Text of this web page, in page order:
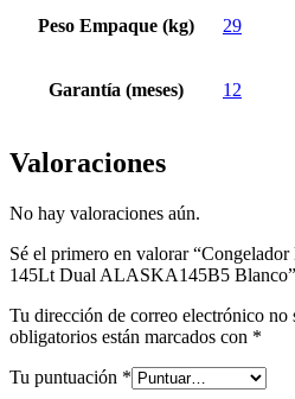
Peso Empaque (kg) 29
Garantía (meses) 12
Valoraciones
No hay valoraciones aún.
Sé el primero en valorar
145Lt Dual ALASKA145B5 Blanco”
Tu dirección de correo electrónico no
obligatorios están marcados con *
Tu puntuación *